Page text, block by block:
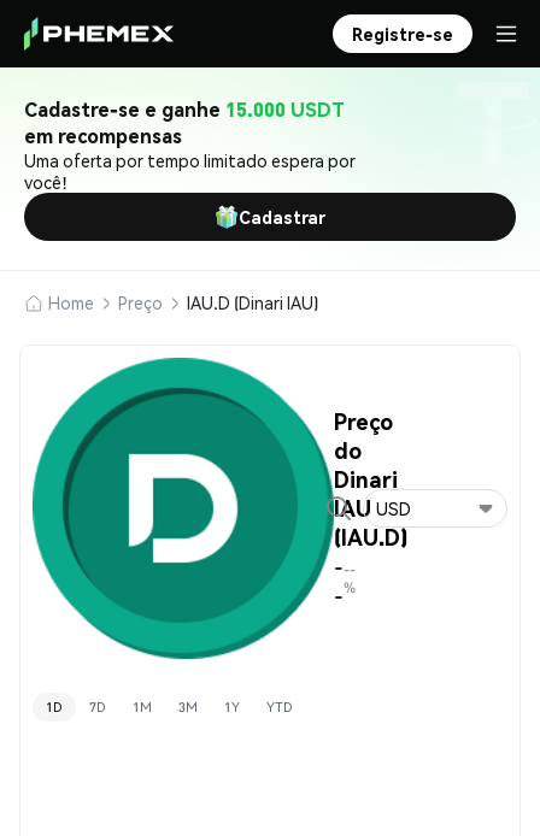
Registre-se
Cadastre-se e ganhe 15.000 USDT
em recompensas
Uma oferta por tempo limitado espera por
você!
Cadastrar
Home Preço IAU.D (Dinari IAU)
Preço
do
Dinari
IAU
(IAU.D)
-
-
--
%
USD
1D 7D 1M 3M 1Y YTD